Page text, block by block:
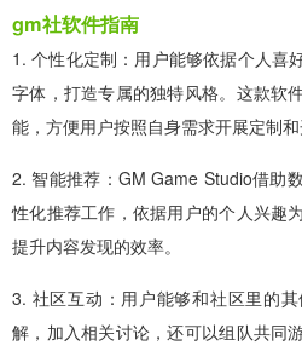
gm社软件指南
1. 个性化定制：用户能够依据个人喜
字体，打造专属的独特风格。这款软
能，方便用户按照自身需求开展定制和
2. 智能推荐：GM Game Studio借助
性化推荐工作，依据用户的个人兴趣
提升内容发现的效率。
3. 社区互动：用户能够和社区里的
解，加入相关讨论，还可以组队共同